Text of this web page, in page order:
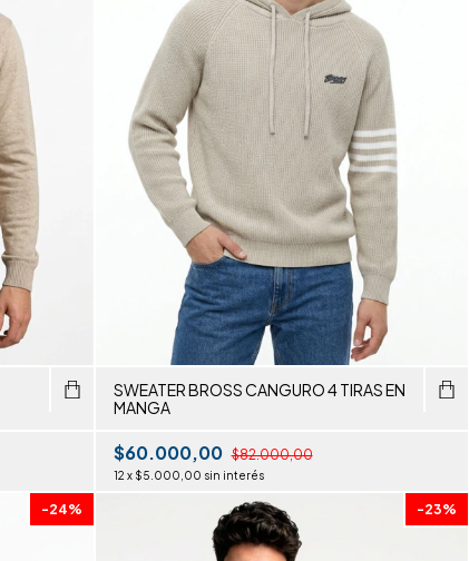
SWEATER BROSS CANGURO 4 TIRAS EN
MANGA
$60.000,00 $82.000,00
12 x $5.000,00 sin interés
-24% -23%